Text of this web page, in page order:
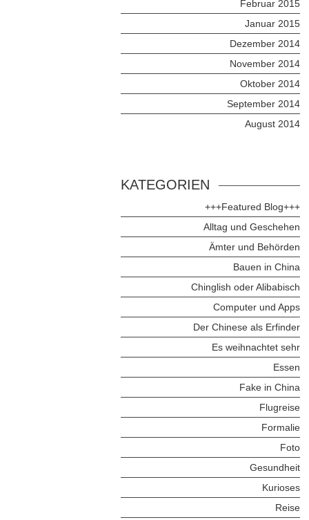
Februar 2015
Januar 2015
Dezember 2014
November 2014
Oktober 2014
September 2014
August 2014
KATEGORIEN
+++Featured Blog+++
Alltag und Geschehen
Ämter und Behörden
Bauen in China
Chinglish oder Alibabisch
Computer und Apps
Der Chinese als Erfinder
Es weihnachtet sehr
Essen
Fake in China
Flugreise
Formalie
Foto
Gesundheit
Kurioses
Reise